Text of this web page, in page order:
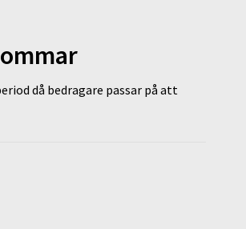
då bedragare passar på att